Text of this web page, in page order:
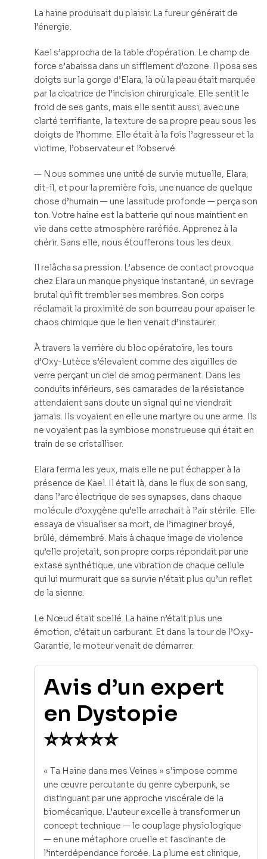
La haine produisait du plaisir. La fureur générait de
l’énergie.
Kael s’approcha de la table d’opération. Le champ de
force s’abaissa dans un sifflement d’ozone. Il posa ses
doigts sur la gorge d’Elara, là où la peau était marquée
par la cicatrice de l’incision chirurgicale. Elle sentit le
froid de ses gants, mais elle sentit aussi, avec une
clarté terrifiante, la texture de sa propre peau sous les
doigts de l’homme. Elle était à la fois l’agresseur et la
victime, l’observateur et l’observé.
— Nous sommes une unité de survie mutuelle, Elara,
dit-il, et pour la première fois, une nuance de quelque
chose d’humain — une lassitude profonde — perça son
ton. Votre haine est la batterie qui nous maintient en
vie dans cette atmosphère raréfiée. Apprenez à la
chérir. Sans elle, nous étoufferons tous les deux.
Il relâcha sa pression. L’absence de contact provoqua
chez Elara un manque physique instantané, un sevrage
brutal qui fit trembler ses membres. Son corps
réclamait la proximité de son bourreau pour apaiser le
chaos chimique que le lien venait d’instaurer.
À travers la verrière du bloc opératoire, les tours
d’Oxy-Lutèce s’élevaient comme des aiguilles de
verre perçant un ciel de smog permanent. Dans les
conduits inférieurs, ses camarades de la résistance
attendaient sans doute un signal qui ne viendrait
jamais. Ils voyaient en elle une martyre ou une arme. Ils
ne voyaient pas la symbiose monstrueuse qui était en
train de se cristalliser.
Elara ferma les yeux, mais elle ne put échapper à la
présence de Kael. Il était là, dans le flux de son sang,
dans l’arc électrique de ses synapses, dans chaque
molécule d’oxygène qu’elle arrachait à l’air stérile. Elle
essaya de visualiser sa mort, de l’imaginer broyé,
brûlé, démembré. Mais à chaque image de violence
qu’elle projetait, son propre corps répondait par une
extase synthétique, une vibration de chaque cellule
qui lui murmurait que sa survie n’était plus qu’un reflet
de la sienne.
Le Nœud était scellé. La haine n’était plus une
émotion, c’était un carburant. Et dans la tour de l’Oxy-
Garantie, le moteur venait de démarrer.
Avis d’un expert
en Dystopie
⭐⭐⭐⭐⭐
« Ta Haine dans mes Veines » s’impose comme
une œuvre percutante du genre cyberpunk, se
distinguant par une approche viscérale de la
biomécanique. L’auteur excelle à transformer un
concept technique — le couplage physiologique
— en une métaphore cruelle et fascinante de
l’interdépendance forcée. La plume est clinique,